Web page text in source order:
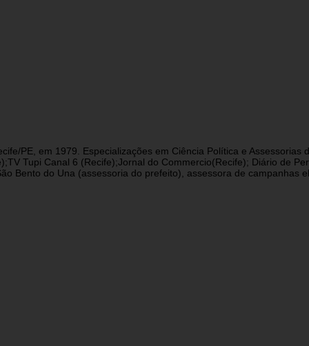
PE, em 1979. Especializações em Ciência Política e
Tupi Canal 6 (Recife);Jornal do Commercio(Recife); Diário de
do Una (assessoria do prefeito), assessora de campanhas